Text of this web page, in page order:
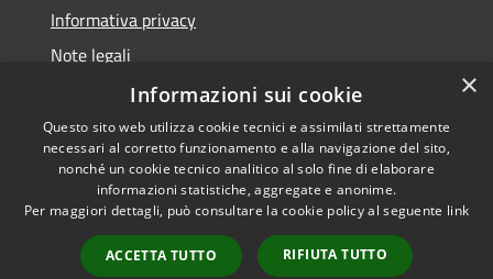
Informativa privacy
Note legali
Dichiarazione di accessibilità
RSS
Accessibilità
Copyright © 2026 • Comune di
byMunicipium
Accesso
×
Informazioni sui cookie
Questo sito web utilizza cookie tecnici e assimilati strettamente
necessari al corretto funzionamento e alla navigazione del sito,
nonché un cookie tecnico analitico al solo fine di elaborare
informazioni statistiche, aggregate e anonime.
Per maggiori dettagli, può consultare la cookie policy al seguente link
ACCETTA TUTTO RIFIUTA TUTTO